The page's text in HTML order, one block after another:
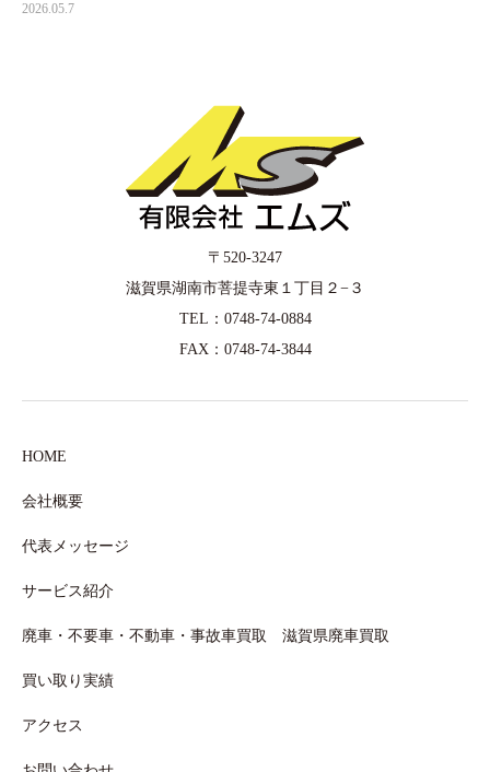
2026.05.7
〒520-3247
滋賀県湖南市菩提寺東１丁目２−３
TEL：0748-74-0884
FAX：0748-74-3844
HOME
会社概要
代表メッセージ
サービス紹介
廃車・不要車・不動車・事故車買取 滋賀県廃車買取
買い取り実績
アクセス